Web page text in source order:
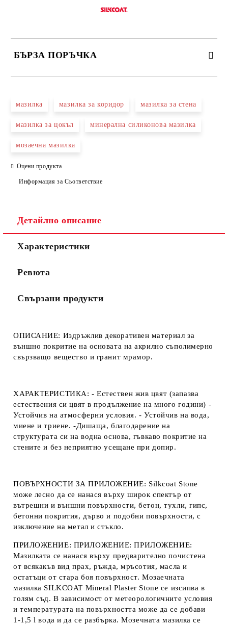
БЪРЗА ПОРЪЧКА
Ние ще се свържем с вас в рамките на работния ден.
мазилка мазилка за коридор мазилка за стена
мазилка за цокъл минерална силиконова мазилка
мозаечна мазилка
Оцени продукта
Информация за Съответствие
Детайлно описание
Характеристики
Ревюта
Свързани продукти
ОПИСАНИЕ: Издръжлив декоративен материал за
външно покритие на основата на акрилно съполимерно
свързващо вещество и гранит мрамор.
ХАРАКТЕРИСТИКА: - Естествен жив цвят (запазва
естествения си цвят в продължение на много години) -
Устойчив на атмосферни условия. - Устойчив на вода,
миене и триене. -Дишаща, благодарение на
структурата си на водна основа, гъвкаво покритие на
стените и без неприятно усещане при допир.
ПОВЪРХНОСТИ ЗА ПРИЛОЖЕНИЕ: Silkcoat Stone
може лесно да се нанася върху широк спектър от
вътрешни и външни повърхности, бетон, тухли, гипс,
бетонни покрития, дърво и подобни повърхности, с
изключение на метал и стъкло.
ПРИЛОЖЕНИЕ: ПРИЛОЖЕНИЕ: ПРИЛОЖЕНИЕ:
Мазилката се нанася върху предварително почистена
от всякакъв вид прах, ръжда, мръсотия, масла и
остатъци от стара боя повърхност. Мозаечната
мазилка SILKCOAT Mineral Plaster Stone се изсипва в
голям съд. В зависимост от метеорологичните условия
и температурата на повърхността може да се добави
1-1,5 l вода и да се разбърка. Мозечната мазилка се